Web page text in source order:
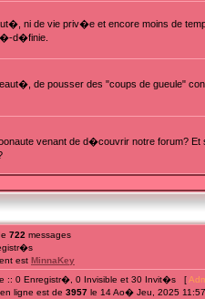
ni de vie priv�e et encore moins de
d�finie.
de pousser des "coups de gueule"
venant de d�couvrir notre forum?
722 messages
est MinnaKey
:: 0 Enregistr�, 0 Invisible et 30 Invit�s [
ligne est de 3957 le 14 Ao� Jeu, 2025